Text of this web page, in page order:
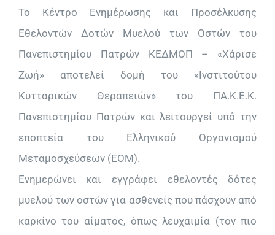
Το Κέντρο Ενημέρωσης και Προσέλκυσης
Εθελοντών Δοτών Μυελού των Οστών του
Πανεπιστημίου Πατρών ΚΕΔΜΟΠ – «Χάρισε
Ζωή» αποτελεί δομή του «Ινστιτούτου
Κυτταρικών Θεραπειών» του ΠΑ.Κ.Ε.Κ.
Πανεπιστημίου Πατρών και λειτουργεί υπό την
εποπτεία του Ελληνικού Οργανισμού
Μεταμοσχεύσεων (EOM).
Ενημερώνει και εγγράφει εθελοντές δότες
μυελού των οστών για ασθενείς που πάσχουν από
καρκίνο του αίματος, όπως λευχαιμία (τον πιο